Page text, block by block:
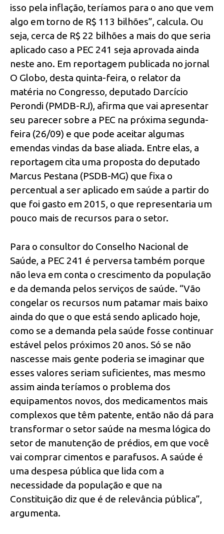
isso pela inflação, teríamos para o ano que vem
algo em torno de R$ 113 bilhões”, calcula. Ou
seja, cerca de R$ 22 bilhões a mais do que seria
aplicado caso a PEC 241 seja aprovada ainda
neste ano. Em reportagem publicada no jornal
O Globo, desta quinta-feira, o relator da
matéria no Congresso, deputado Darcício
Perondi (PMDB-RJ), afirma que vai apresentar
seu parecer sobre a PEC na próxima segunda-
feira (26/09) e que pode aceitar algumas
emendas vindas da base aliada. Entre elas, a
reportagem cita uma proposta do deputado
Marcus Pestana (PSDB-MG) que fixa o
percentual a ser aplicado em saúde a partir do
que foi gasto em 2015, o que representaria um
pouco mais de recursos para o setor.
Para o consultor do Conselho Nacional de
Saúde, a PEC 241 é perversa também porque
não leva em conta o crescimento da população
e da demanda pelos serviços de saúde. “Vão
congelar os recursos num patamar mais baixo
ainda do que o que está sendo aplicado hoje,
como se a demanda pela saúde fosse continuar
estável pelos próximos 20 anos. Só se não
nascesse mais gente poderia se imaginar que
esses valores seriam suficientes, mas mesmo
assim ainda teríamos o problema dos
equipamentos novos, dos medicamentos mais
complexos que têm patente, então não dá para
transformar o setor saúde na mesma lógica do
setor de manutenção de prédios, em que você
vai comprar cimentos e parafusos. A saúde é
uma despesa pública que lida com a
necessidade da população e que na
Constituição diz que é de relevância pública”,
argumenta.